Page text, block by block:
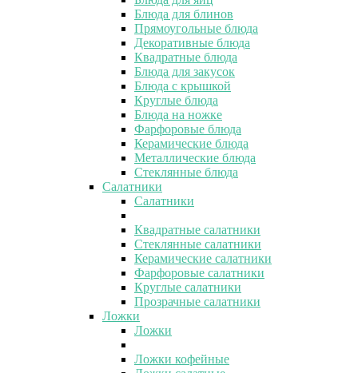
Блюда для блинов
Прямоугольные блюда
Декоративные блюда
Квадратные блюда
Блюда для закусок
Блюда с крышкой
Круглые блюда
Блюда на ножке
Фарфоровые блюда
Керамические блюда
Металлические блюда
Стеклянные блюда
Салатники
Салатники
Квадратные салатники
Стеклянные салатники
Керамические салатники
Фарфоровые салатники
Круглые салатники
Прозрачные салатники
Ложки
Ложки
Ложки кофейные